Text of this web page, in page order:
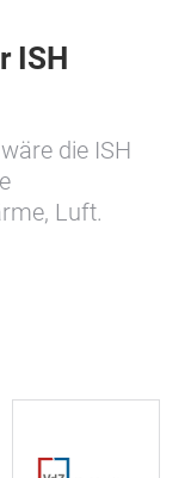
ISH
die ISH
Luft.